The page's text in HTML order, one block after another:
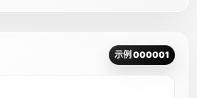
示例 000001